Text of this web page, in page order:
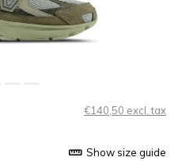
€140,50 excl. tax
Show size guide